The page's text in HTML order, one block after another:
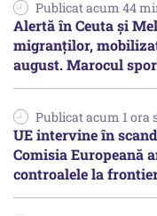
Publicat acum 44
Alertă în Ceuta și
migranților,
august. Marocul
Publicat acum 1 ora
UE intervine în
Comisia Europeană
controalele la